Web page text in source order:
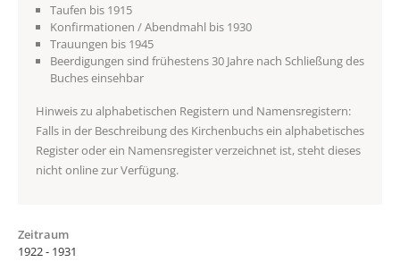
Taufen bis 1915
Konfirmationen / Abendmahl bis 1930
Trauungen bis 1945
Beerdigungen sind frühestens 30 Jahre nach Schließung des
Buches einsehbar
Hinweis zu alphabetischen Registern und Namensregistern:
Falls in der Beschreibung des Kirchenbuchs ein alphabetisches
Register oder ein Namensregister verzeichnet ist, steht dieses
nicht online zur Verfügung.
Zeitraum
1922 - 1931